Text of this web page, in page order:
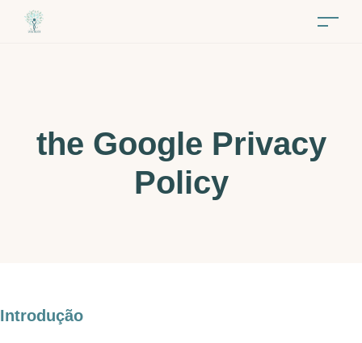
the Google Privacy
Policy
Introdução